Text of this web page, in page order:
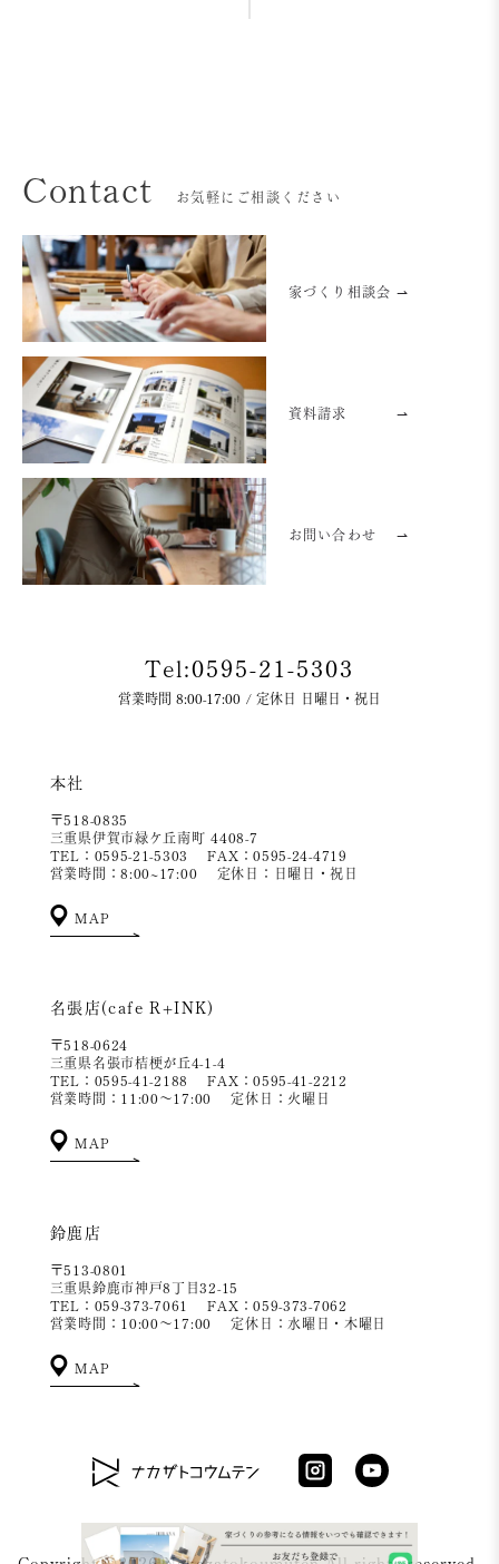
Contact お気軽にご相談ください
家づくり相談会 ⇀
資料請求 ⇀
お問い合わせ ⇀
Tel:0595-21-5303
営業時間 8:00-17:00 / 定休日 日曜日・祝日
本社
〒518-0835
三重県伊賀市緑ケ丘南町 4408-7
TEL：0595-21-5303
FAX：0595-24-4719
営業時間：8:00~17:00
定休日：日曜日・祝日
MAP
名張店(cafe R+INK)
〒518-0624
三重県名張市桔梗が丘4-1-4
TEL：0595-41-2188
FAX：0595-41-2212
営業時間：11:00～17:00
定休日：火曜日
MAP
鈴鹿店
〒513-0801
三重県鈴鹿市神戸8丁目32-15
TEL：059-373-7061
FAX：059-373-7062
営業時間：10:00～17:00
定休日：水曜日・木曜日
MAP